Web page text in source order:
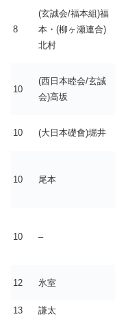
8
(玄誠会/福本組)福
本・(柳ヶ瀬連合)
北村
10
(西日本睦会/玄誠
会)高坂
10 (大日本礎會)堀井
10 尾本
10 –
12 氷室
13 謙太